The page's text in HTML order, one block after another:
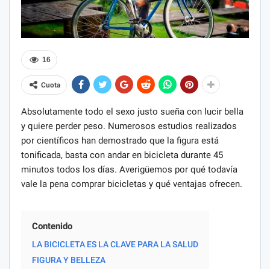
16
Cuota
Absolutamente todo el sexo justo sueña con lucir bella
y quiere perder peso. Numerosos estudios realizados
por científicos han demostrado que la figura está
tonificada, basta con andar en bicicleta durante 45
minutos todos los días. Averigüemos por qué todavía
vale la pena comprar bicicletas y qué ventajas ofrecen.
Contenido
LA BICICLETA ES LA CLAVE PARA LA SALUD
FIGURA Y BELLEZA